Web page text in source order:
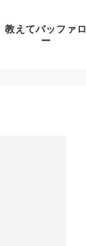
教えてバッファロ
ー